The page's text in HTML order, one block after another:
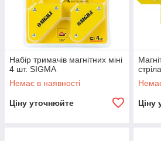
Набір тримачів магнітних міні
4 шт. SIGMA
Немає в наявності
Ціну уточнюйте Ціну